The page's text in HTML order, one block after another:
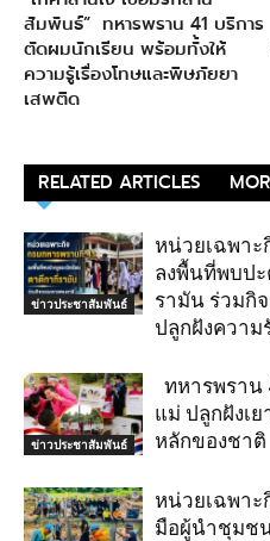
สัมพันธ์” ทหารพราน 41 บริการ
ตัดผมนักเรียน พร้อมทั้งให้
ความรู้เรื่องโทษและพิษภัยยา
เสพติด
RELATED ARTICLES
ข่าวประชาสัมพันธ์
หน่วยเฉพาะ
ลงพื้นที่พบป
รามัน ร่วมกิ
ปลูกฝังความ
ข่าวประชาสัมพันธ์
ทหารพราน
แม่ ปลูกฝังเ
หลักของชาติ
หน่วยเฉพาะ
มือผู้นำชุมช